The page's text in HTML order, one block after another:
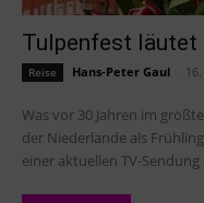
Tulpenfest läutet
Reise Hans-Peter Gaul
Was vor 30 Jahren im
der Niederlande als
einer aktuellen TV-Sendung